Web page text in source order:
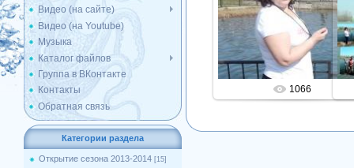
Видео (на сайте)
Видео (на Youtube)
Музыка
Каталог файлов
Группа в ВКонтакте
Контакты
Обратная связь
Категории раздела
Открытие сезона 2013-2014 [15]
17.04.2016
Admin
1066